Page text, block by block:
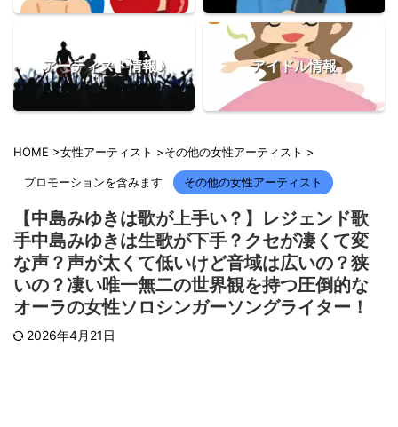
アーティスト情報♪ アイドル情報
HOME >女性アーティスト >その他の女性アーティスト >
プロモーションを含みます その他の女性アーティスト
【中島みゆきは歌が上手い？】レジェンド歌
手中島みゆきは生歌が下手？クセが凄くて変
な声？声が太くて低いけど音域は広いの？狭
いの？凄い唯一無二の世界観を持つ圧倒的な
オーラの女性ソロシンガーソングライター！
2026年4月21日